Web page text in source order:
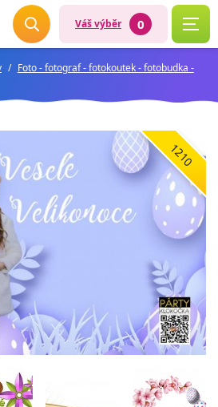
Váš výběr 0
/ Foto - fotograf - fotokoutek - fotobudka -
1210